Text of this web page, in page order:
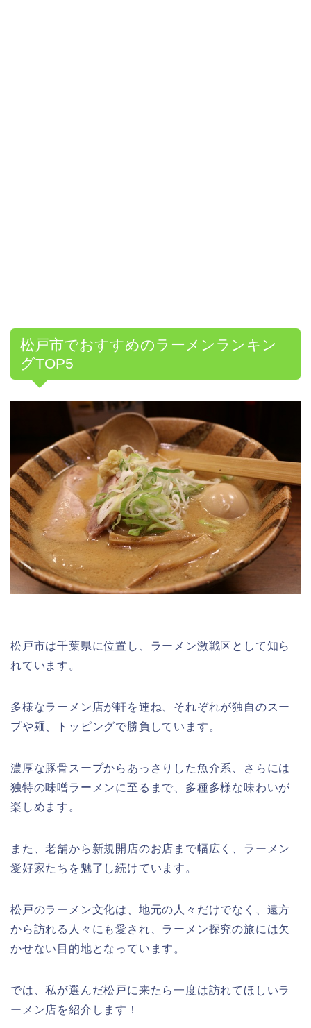
松戸市でおすすめのラーメンランキン
グTOP5
松戸市は千葉県に位置し、ラーメン激戦区として知ら
れています。
多様なラーメン店が軒を連ね、それぞれが独自のスー
プや麺、トッピングで勝負しています。
濃厚な豚骨スープからあっさりした魚介系、さらには
独特の味噌ラーメンに至るまで、多種多様な味わいが
楽しめます。
また、老舗から新規開店のお店まで幅広く、ラーメン
愛好家たちを魅了し続けています。
松戸のラーメン文化は、地元の人々だけでなく、遠方
から訪れる人々にも愛され、ラーメン探究の旅には欠
かせない目的地となっています。
では、私が選んだ松戸に来たら一度は訪れてほしいラ
ーメン店を紹介します！